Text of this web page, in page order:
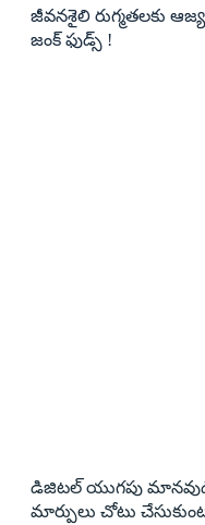
జీవనశైలి రుగ్మతలకు
జంక్‌ ఫుడ్స్‌ !
డిజిటల్‌ యుగపు
మార్పులు చోటు